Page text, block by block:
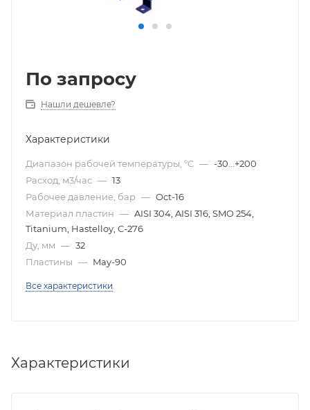
По запросу
Нашли дешевле?
Характеристики
Диапазон рабочей температуры, °С — -30...+200
Расход, м3/час — 13
Рабочее давление, бар — Oct-16
Материал пластин — AISI 304, AISI 316, SMO 254,
Titanium, Hastelloy, C-276
Ду, мм — 32
Пластины — May-90
Все характеристики
Характеристики